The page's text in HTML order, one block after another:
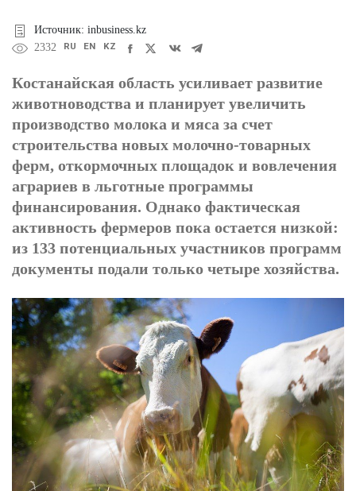
Источник: inbusiness.kz
2332
RU EN KZ
Костанайская область усиливает развитие
животноводства и планирует увеличить
производство молока и мяса за счет
строительства новых молочно-товарных
ферм, откормочных площадок и вовлечения
аграриев в льготные программы
финансирования. Однако фактическая
активность фермеров пока остается низкой:
из 133 потенциальных участников программ
документы подали только четыре хозяйства.